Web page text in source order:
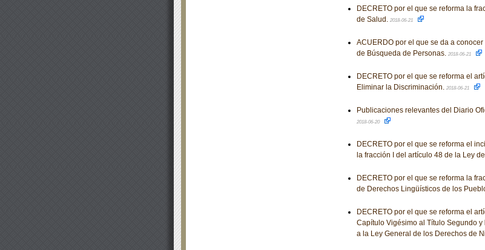
DECRETO por el que se reforma la
de Salud. 2018-06-21
ACUERDO por el que se da a
de Búsqueda de Personas. 2018-06-21
DECRETO por el que se reforma el
Eliminar la Discriminación. 2018-06-21
Publicaciones relevantes del Diario
2018-06-20
DECRETO por el que se reforma el
la fracción I del artículo 48 de la Ley
DECRETO por el que se reforma la
de Derechos Lingüísticos de los
DECRETO por el que se reforma el
Capítulo Vigésimo al Título Segundo
a la Ley General de los Derechos de